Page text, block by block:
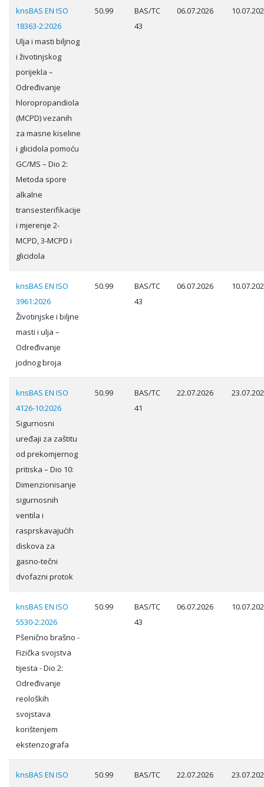
knsBAS EN ISO
18363-2:2026
Ulja i masti biljnog
i životinjskog
porijekla –
Određivanje
hloropropandiola
(MCPD) vezanih
za masne kiseline
i glicidola pomoću
GC/MS – Dio 2:
Metoda spore
alkalne
transesterifikacije
i mjerenje 2-
MCPD, 3-MCPD i
glicidola
50.99
BAS/TC
43
06.07.2026
knsBAS EN ISO
3961:2026
Životinjske i biljne
masti i ulja –
Određivanje
jodnog broja
50.99
BAS/TC
43
06.07.2026
knsBAS EN ISO
4126-10:2026
Sigurnosni
uređaji za zaštitu
od prekomjernog
pritiska – Dio 10:
Dimenzionisanje
sigurnosnih
ventila i
rasprskavajućih
diskova za
gasno-tečni
dvofazni protok
50.99
BAS/TC
41
22.07.2026
knsBAS EN ISO
5530-2:2026
Pšenično brašno -
Fizička svojstva
tijesta - Dio 2:
Određivanje
reoloških
svojstava
korištenjem
ekstenzografa
50.99
BAS/TC
43
06.07.2026
knsBAS EN ISO
50.99
BAS/TC
22.07.2026